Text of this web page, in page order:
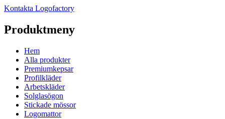
Kontakta Logofactory
Produktmeny
Hem
Alla produkter
Premiumkepsar
Profilkläder
Arbetskläder
Solglasögon
Stickade mössor
Logomattor